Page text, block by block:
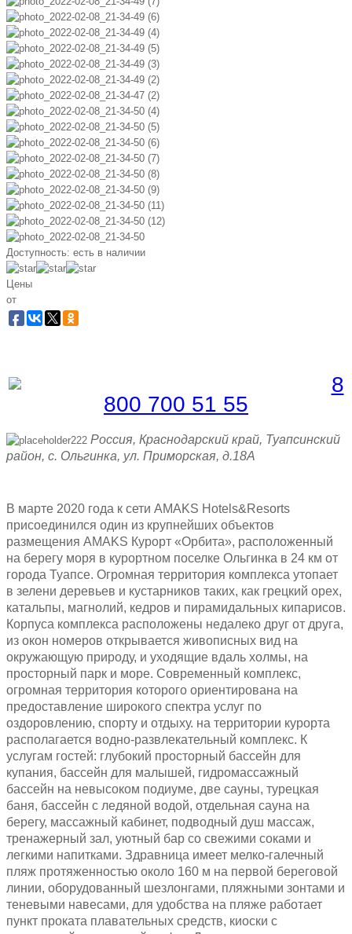
Доступность: есть в наличии
Цены
от
8
800 700 51 55
Россия, Краснодарский край, Туапсинский
район, с. Ольгинка, ул. Приморская, д.18А
В марте 2020 года к сети AMAKS Hotels&Resorts
присоединился один из крупнейших объектов
размещения AMAKS Курорт «Орбита», расположенный
на берегу моря в курортном поселке Ольгинка в 24 км от
города Туапсе. Огромная территория комплекса утопает
в зелени деревьев и кустарников таких, как грецкий орех,
катальпы, магнолий, кедров и пирамидальных кипарисов.
Корпуса комплекса расположены недалеко друг от друга,
из окон номеров открывается живописных вид на
окружающую природу, и уходящие вдаль холмы, на
просторный парк и море. Современный комплекс,
огромная территория которого ориентирована на
предоставление широкого спектра услуг по
оздоровлению, спорту и отдыху. на территории курорта
располагается водно-развлекательный комплекс. К
услугам гостей: глубокий просторный бассейн для
купания, бассейн для малышей, гидромассажный
бассейн на невысоком подиуме, две сауны, турецкая
баня, бассейн с ледяной водой, отдельная сауна на
берегу, массажный кабинет, подводный душ массаж,
тренажерный зал, уютный бар со свежими соками и
легкими напитками. Здравница имеет мелко-галечный
пляж протяженностью около 160 м на первой береговой
линии, оборудованный шезлонгами, пляжными зонтами и
теневыми навесами, для удобства на пляже работает
пункт проката плавательных средств, киоски с